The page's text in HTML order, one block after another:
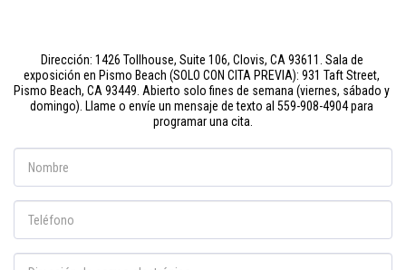
Dirección: 1426 Tollhouse, Suite 106, Clovis, CA 93611. Sala de
exposición en Pismo Beach (SOLO CON CITA PREVIA): 931 Taft Street,
Pismo Beach, CA 93449. Abierto solo fines de semana (viernes, sábado y
domingo). Llame o envíe un mensaje de texto al 559-908-4904 para
programar una cita.